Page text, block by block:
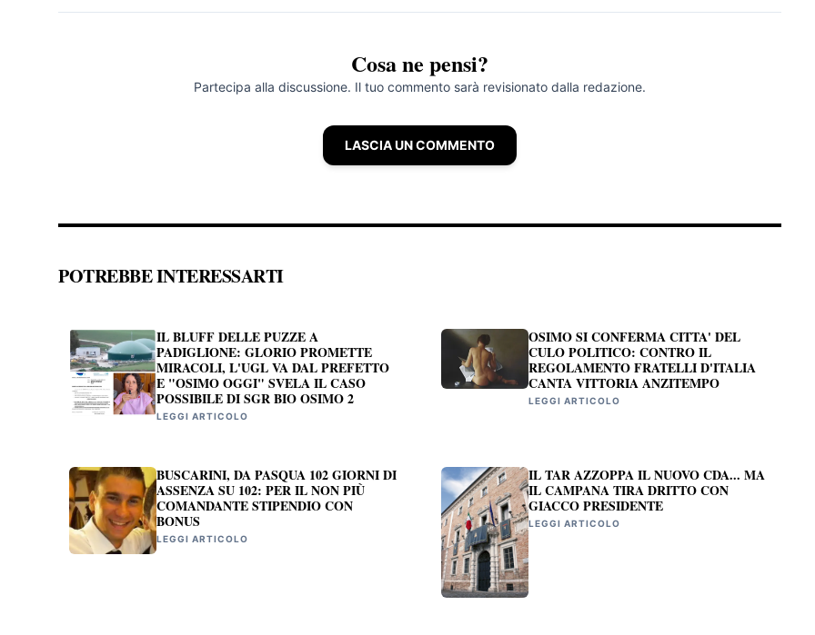
Cosa ne pensi?
Partecipa alla discussione. Il tuo commento sarà revisionato dalla redazione.
LASCIA UN COMMENTO
POTREBBE INTERESSARTI
IL BLUFF DELLE PUZZE A
PADIGLIONE: GLORIO PROMETTE
MIRACOLI, L'UGL VA DAL PREFETTO
E "OSIMO OGGI" SVELA IL CASO
POSSIBILE DI SGR BIO OSIMO 2
LEGGI ARTICOLO
OSIMO SI CONFERMA CITTA' DEL
CULO POLITICO: CONTRO IL
REGOLAMENTO FRATELLI D'ITALIA
CANTA VITTORIA ANZITEMPO
LEGGI ARTICOLO
BUSCARINI, DA PASQUA 102 GIORNI DI
ASSENZA SU 102: PER IL NON PIÙ
COMANDANTE STIPENDIO CON
BONUS
LEGGI ARTICOLO
IL TAR AZZOPPA IL NUOVO CDA... MA
IL CAMPANA TIRA DRITTO CON
GIACCO PRESIDENTE
LEGGI ARTICOLO